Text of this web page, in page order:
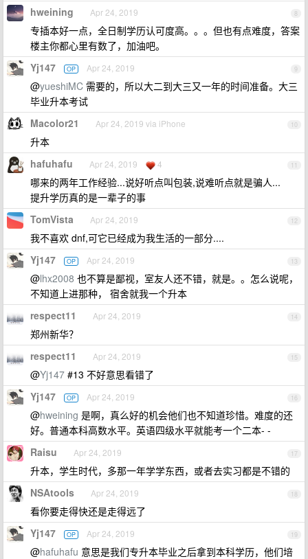
8
hweining Apr 24, 2019
专插本好一点，全日制学历认可度高。。。但也有点难度，答案
楼主你都心里有数了，加油吧。
9
Yj147 OP Apr 24, 2019
@yueshiMC 需要的，所以大二到大三又一年的时间准备。大三
毕业升本考试
10
Macolor21 Apr 24, 2019 via iPhone
升本
11
hafuhafu Apr 24, 2019 4
哪来的两年工作经验...说好听点叫包装,说难听点就是骗人...
提升学历真的是一辈子的事
12
TomVista Apr 24, 2019
我不喜欢 dnf,可它已经成为我生活的一部分....
13
Yj147 OP Apr 24, 2019
@lhx2008 也不算是鄙视，室友人还不错，就是。。怎么说呢，
不知道上进那种， 宿舍就我一个升本
14
respect11 Apr 24, 2019
郑州新华？
15
respect11 Apr 24, 2019
@Yj147 #13 不好意思看错了
16
Yj147 OP Apr 24, 2019
@hweining 是啊，真么好的机会他们也不知道珍惜。难度的还
好。普通本科高数水平。英语四级水平就能考一个二本- -
17
Raisu Apr 24, 2019
升本，学生时代，多那一年学学东西，或者去实习都是不错的
18
NSAtools Apr 24, 2019
看你要走得快还是走得远了
19
Yj147 OP Apr 24, 2019
@hafuhafu 意思是我们专升本毕业之后拿到本科学历，他们培